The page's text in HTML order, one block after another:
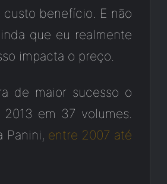
benefício. E não
que eu realmente
impacta o preço.
de maior sucesso o
em 37 volumes.
Panini, entre 2007 até